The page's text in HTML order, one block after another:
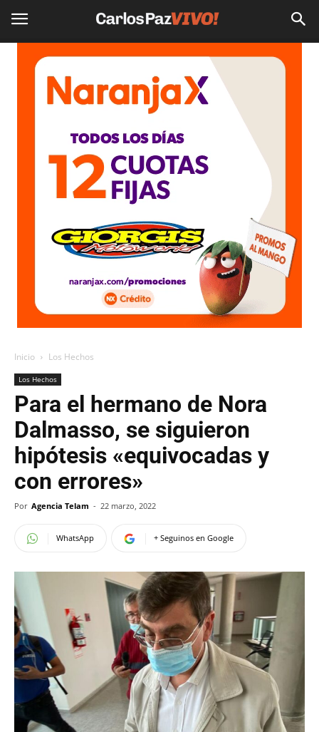
Inicio Los Hechos
Los Hechos
Para el hermano de Nora
Dalmasso, se siguieron
hipótesis «equivocadas y
con errores»
Por Agencia Telam - 22 marzo, 2022
WhatsApp + Seguinos en Google